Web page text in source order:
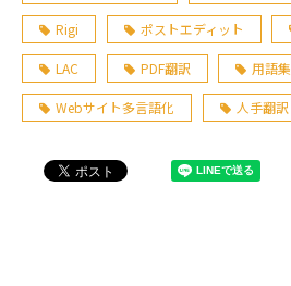
Rigi ポストエディット
LAC PDF翻訳 用語集
Webサイト多言語化 人手翻訳